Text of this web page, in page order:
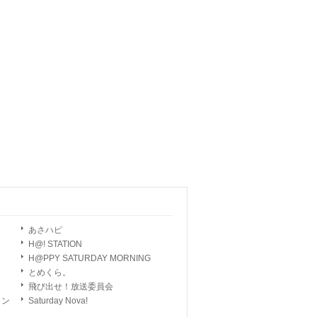
あさハピ
H@! STATION
H@PPY SATURDAY MORNING
とめくら。
飛び出せ！放送委員会
Saturday Nova!